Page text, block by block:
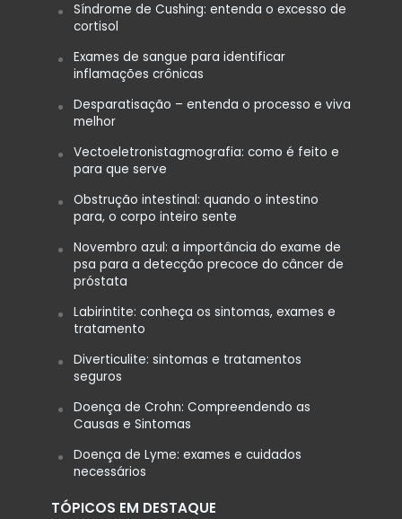
Síndrome de Cushing: entenda o excesso de
cortisol
Exames de sangue para identificar
inflamações crônicas
Desparatisação – entenda o processo e viva
melhor
Vectoeletronistagmografia: como é feito e
para que serve
Obstrução intestinal: quando o intestino
para, o corpo inteiro sente
Novembro azul: a importância do exame de
psa para a detecção precoce do câncer de
próstata
Labirintite: conheça os sintomas, exames e
tratamento
Diverticulite: sintomas e tratamentos
seguros
Doença de Crohn: Compreendendo as
Causas e Sintomas
Doença de Lyme: exames e cuidados
necessários
TÓPICOS EM DESTAQUE